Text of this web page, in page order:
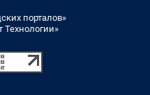
порталов»